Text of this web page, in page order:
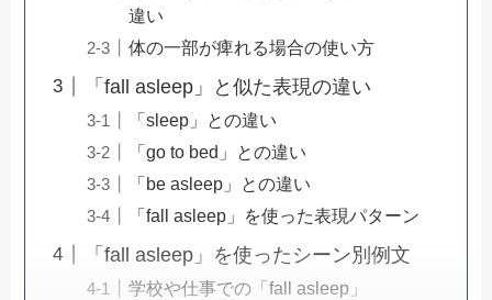
違い
体の一部が痺れる場合の使い方
「fall asleep」と似た表現の違い
「sleep」との違い
「go to bed」との違い
「be asleep」との違い
「fall asleep」を使った表現パターン
「fall asleep」を使ったシーン別例文
学校や仕事での「fall asleep」